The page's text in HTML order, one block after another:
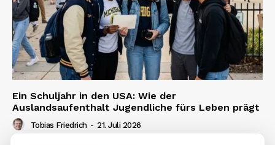
Ein Schuljahr in den USA: Wie der
Auslandsaufenthalt Jugendliche fürs Leben prägt
Tobias Friedrich - 21. Juli 2026